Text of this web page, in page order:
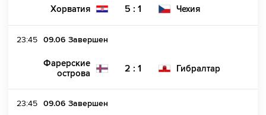
Хорватия 5 : 1 Чехия
23:45 09.06 Завершен
Фарерские
острова
2 : 1 Гибралтар
23:45 09.06 Завершен